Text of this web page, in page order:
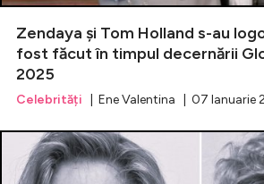
Zendaya și Tom Holland s-au
fost făcut în timpul decernării
2025
Celebrități | Ene Valentina | 07 Ianuarie